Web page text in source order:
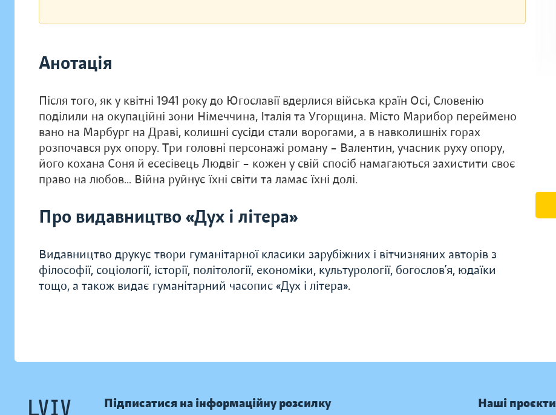
Анотація
Після того, як у квітні 1941 року до Югославії вдерлися війська країн Осі, Словенію
поділили на окупаційні зони Німеччина, Італія та Угорщина. Місто Марибор переймено
вано на Марбург на Драві, колишні сусіди стали ворогами, а в навколишніх горах
розпочався рух опору. Три головні персонажі роману – Валентин, учасник руху опору,
його кохана Соня й есесівець Людвіг – кожен у свій спосіб намагаються захистити своє
право на любов… Війна руйнує їхні світи та ламає їхні долі.
Про видавництво «Дух і літера»
Видавництво друкує твори гуманітарної класики зарубіжних і вітчизняних авторів з
філософії, соціології, історії, політології, економіки, культурології, богослов’я, юдаїки
тощо, а також видає гуманітарний часопис «Дух і літера».
Підписатися на інформаційну розсилку Наші проєкти